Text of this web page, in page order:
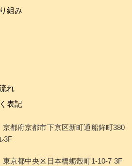
組み
れ
表記
都府京都市下京区新町通船鉾町380
3F
京都中央区日本橋蛎殼町1-10-7 3F